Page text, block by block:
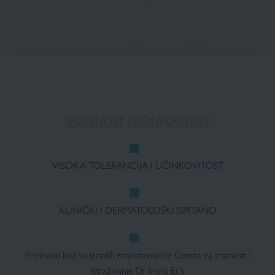
VISOKA TOLERANCIJA I UČINKOVITOST
KLINIČKI I DERMATOLOŠKI ISPITANO
Proizvod koji su izradili znanstvenici iz Centra za znanost i
istraživanje Dr Irena Eris